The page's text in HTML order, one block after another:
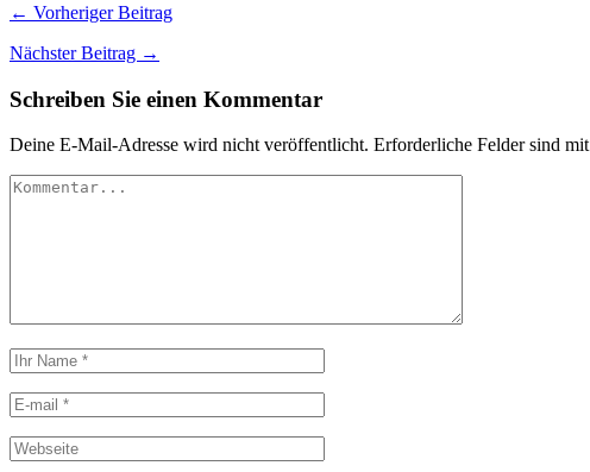
← Vorheriger Beitrag
Nächster Beitrag →
Schreiben Sie einen Kommentar
Deine E-Mail-Adresse wird nicht veröffentlicht. Erforderliche Felder sind mit